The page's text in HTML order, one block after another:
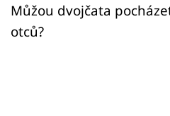
Sledujte nás
Můžou dvojčata
otců?